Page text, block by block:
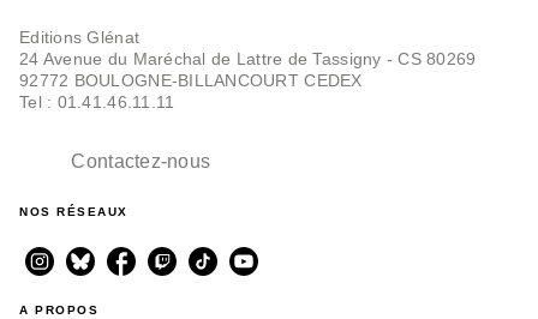
BD AVENTURE, WESTERN ET POLAR
Noël Simsolo
Frédéric Bézian
Editions Glénat
24 Avenue du Maréchal de Lattre de Tassigny - CS 80269
92772 BOULOGNE-BILLANCOURT CEDEX
Tel : 01.41.46.11.11
Contactez-nous
NOS RÉSEAUX
A PROPOS